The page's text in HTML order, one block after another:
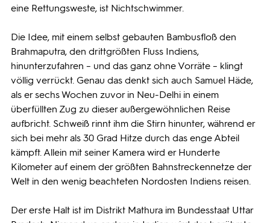
eine Rettungsweste, ist Nichtschwimmer.
Die Idee, mit einem selbst gebauten Bambusfloß den
Brahmaputra, den drittgrößten Fluss Indiens,
hinunterzufahren – und das ganz ohne Vorräte – klingt
völlig verrückt. Genau das denkt sich auch Samuel Häde,
als er sechs Wochen zuvor in Neu-Delhi in einem
überfüllten Zug zu dieser außergewöhnlichen Reise
aufbricht. Schweiß rinnt ihm die Stirn hinunter, während er
sich bei mehr als 30 Grad Hitze durch das enge Abteil
kämpft. Allein mit seiner Kamera wird er Hunderte
Kilometer auf einem der größten Bahnstreckennetze der
Welt in den wenig beachteten Nordosten Indiens reisen.
Der erste Halt ist im Distrikt Mathura im Bundesstaat Uttar